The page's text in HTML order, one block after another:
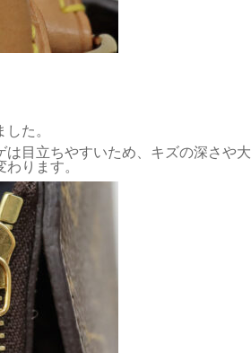
た。
は目立ちやすいため、キズの深さや大
ります。